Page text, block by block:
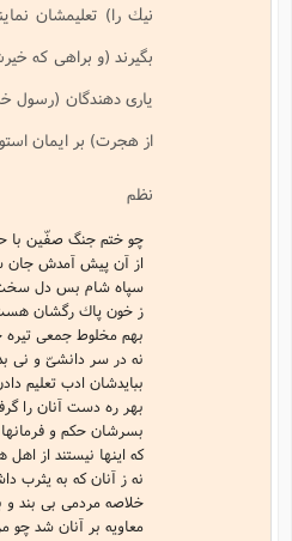
نمايند، كار آزموده شان گردانده، بر
كه خيرشان در آن است بكشندشان) آنان نه
خداى) مى باشند، و نه از آن گروهى
دل شاهنشه
بجند بى وفاى
گروهى ناكس و
نسبشان هست
زهر آميخته بر
تهى سرشان ز
در فرهنگشان بر
نمودن نيك و
زمام امر از
نه از انصار دين
نه از قومى كه
بما دون هدف در
بر او گرد آمده